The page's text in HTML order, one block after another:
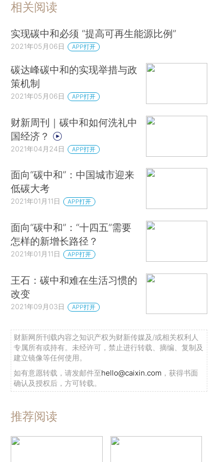
相关阅读
实现碳中和必须 “提高可再生能源比例”
2021年05月06日 APP打开
碳达峰碳中和的实现举措与政
策机制
2021年05月06日 APP打开
财新周刊｜碳中和如何洗礼中
国经济？
2021年04月24日 APP打开
面向“碳中和”：中国城市迎来
低碳大考
2021年01月11日 APP打开
面向“碳中和”：“十四五”需要
怎样的新增长路径？
2021年01月11日 APP打开
王石：碳中和难在生活习惯的
改变
2021年09月03日 APP打开
财新网所刊载内容之知识产权为财新传媒及/或相关权利人
专属所有或持有。未经许可，禁止进行转载、摘编、复制及
建立镜像等任何使用。
如有意愿转载，请发邮件至hello@caixin.com ，获得书面
确认及授权后，方可转载。
推荐阅读